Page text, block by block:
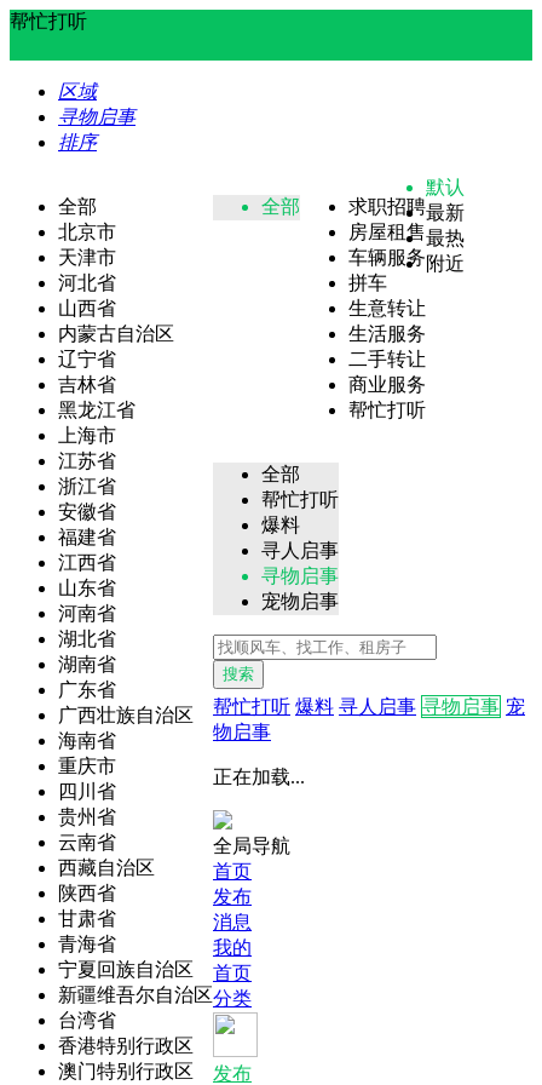
帮忙打听
区域
寻物启事
排序
全部
北京市
天津市
河北省
山西省
内蒙古自治区
辽宁省
吉林省
黑龙江省
上海市
江苏省
浙江省
安徽省
福建省
江西省
山东省
河南省
湖北省
湖南省
广东省
广西壮族自治区
海南省
重庆市
四川省
贵州省
云南省
西藏自治区
陕西省
甘肃省
青海省
宁夏回族自治区
新疆维吾尔自治区
台湾省
香港特别行政区
澳门特别行政区
全部
求职招聘
房屋租售
车辆服务
拼车
生意转让
生活服务
二手转让
商业服务
帮忙打听
全部
帮忙打听
爆料
寻人启事
寻物启事
宠物启事
默认
最新
最热
附近
搜索
帮忙打听 爆料 寻人启事 寻物启事 宠
物启事
正在加载...
全局导航
首页
发布
消息
我的
首页
分类
发布